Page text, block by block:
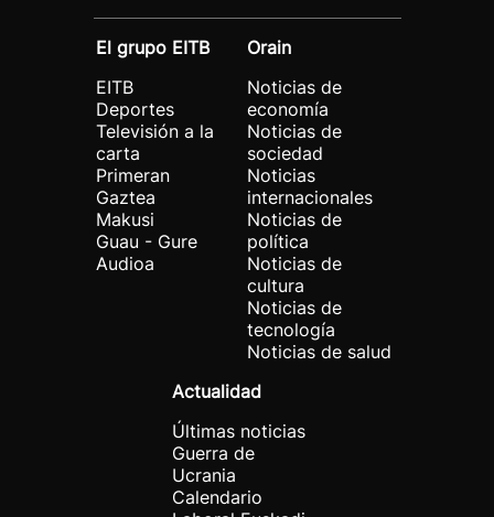
El grupo EITB
EITB
Deportes
Televisión a la
carta
Primeran
Gaztea
Makusi
Guau - Gure
Audioa
Orain
Noticias de
economía
Noticias de
sociedad
Noticias
internacionales
Noticias de
política
Noticias de
cultura
Noticias de
tecnología
Noticias de salud
Actualidad
Últimas noticias
Guerra de
Ucrania
Calendario